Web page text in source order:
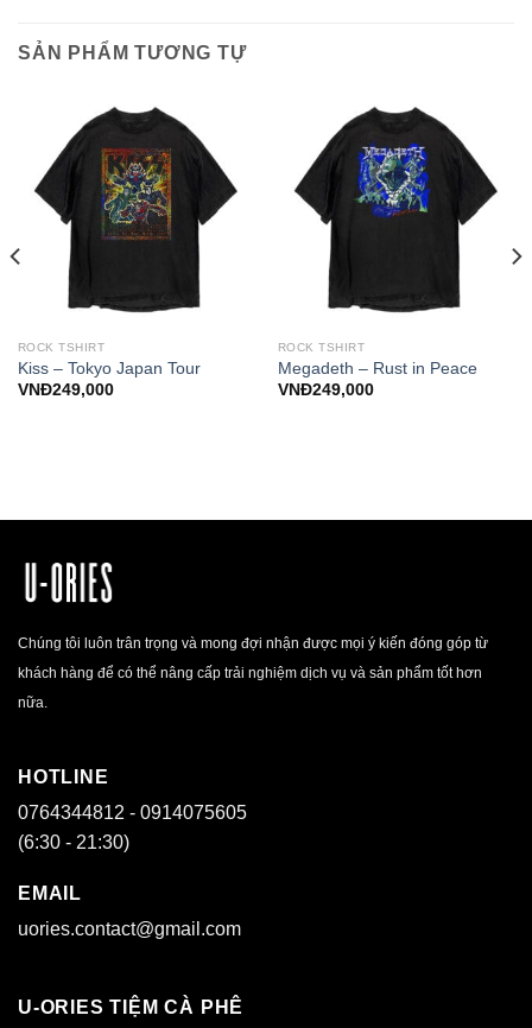
SẢN PHẨM TƯƠNG TỰ
ROCK TSHIRT
Kiss – Tokyo Japan Tour
VNĐ249,000
ROCK TSHIRT
Megadeth – Rust in Peace
VNĐ249,000
Chúng tôi luôn trân trọng và mong đợi nhận được mọi ý kiến đóng góp từ
khách hàng để có thể nâng cấp trải nghiệm dịch vụ và sản phẩm tốt hơn
nữa.
HOTLINE
0764344812 - 0914075605
(6:30 - 21:30)
EMAIL
uories.contact@gmail.com
U-ORIES TIỆM CÀ PHÊ